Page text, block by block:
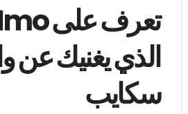
الذي يغنيك عن
سكايب